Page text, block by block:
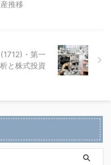
推移
・第一
と株式投資